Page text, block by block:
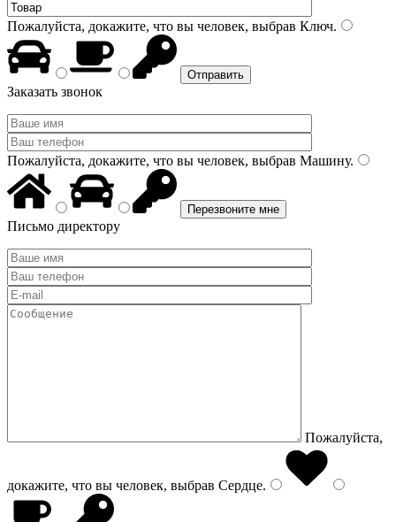
Пожалуйста, докажите, что вы человек, выбрав Ключ.
Заказать звонок
Пожалуйста, докажите, что вы человек, выбрав Машину.
Письмо директору
Пожалуйста,
докажите, что вы человек, выбрав Сердце.